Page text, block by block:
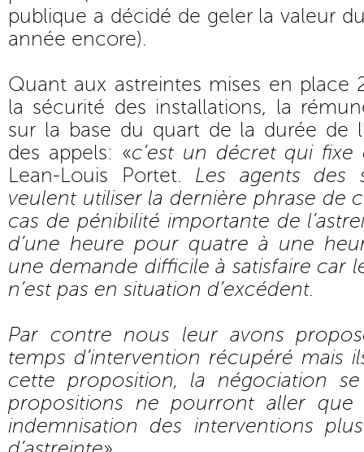
publique a décidé de geler la valeur
année encore).
Quant aux astreintes mises en place
la sécurité des installations, la
sur la base du quart de la durée de
des appels: «c’est un décret qui
Lean-Louis Portet. Les agents des
veulent utiliser la dernière phrase de
cas de pénibilité importante de
d’une heure pour quatre à une
une demande difficile à satisfaire car
n’est pas en situation d’excédent.
Par contre nous leur avons
temps d’intervention récupéré mais
cette proposition, la négociation
propositions ne pourront aller que
indemnisation des interventions